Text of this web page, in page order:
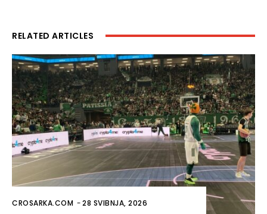
RELATED ARTICLES
CROSARKA.COM -28 SVIBNJA, 2026